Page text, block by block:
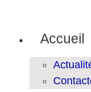
Accueil